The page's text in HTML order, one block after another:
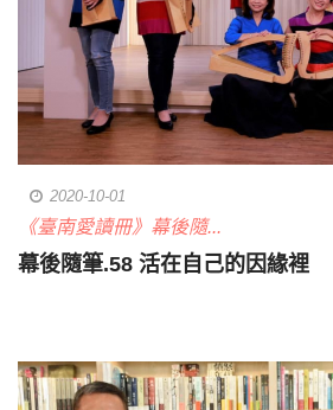
2020-10-01
《臺南愛讀冊》幕後隨...
幕後隨筆.58 活在自己的因緣裡